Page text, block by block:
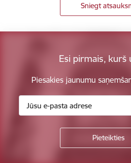
Sniegt
Esi pirmais, kurš
Piesakies jaunumu